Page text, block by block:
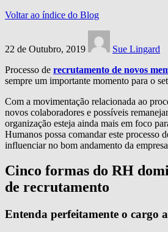
Voltar ao índice do Blog
22 de Outubro, 2019
Sue Lingard
Processo de recrutamento de novos
sempre um importante momento para o
Com a movimentação relacionada ao
novos colaboradores e possíveis
organização esteja ainda mais em foco
Humanos possa comandar este processo
influenciar no bom andamento da
Cinco formas do RH
de recrutamento
Entenda perfeitamente o cargo